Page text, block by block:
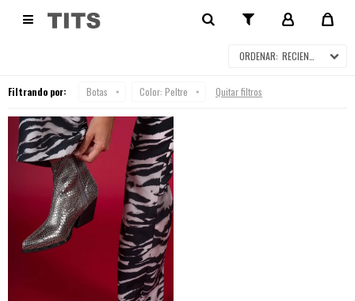

RECIENTES
Filtrando por: Botas Color: Peltre Quitar filtros